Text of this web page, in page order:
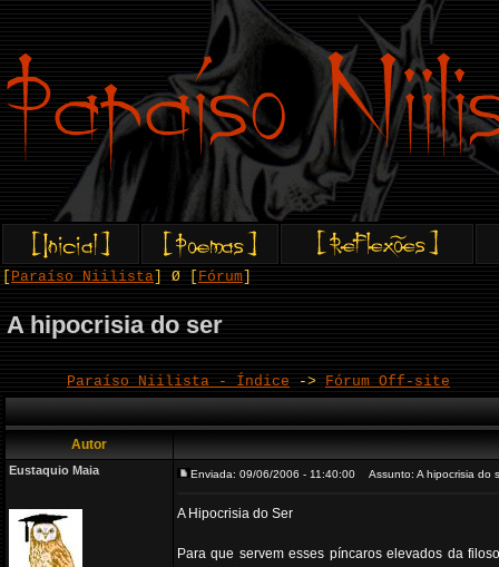
Paraíso Niilista ] Ø [ Fórum
A hipocrisia do ser
Paraíso Niilista - Índice -> Fórum Off-site
Autor
Eustaquio Maia Enviada: 09/06/2006 - 11:40:00 Assunto: A hipocrisia do
A Hipocrisia do Ser
Para que servem esses píncaros elevados da